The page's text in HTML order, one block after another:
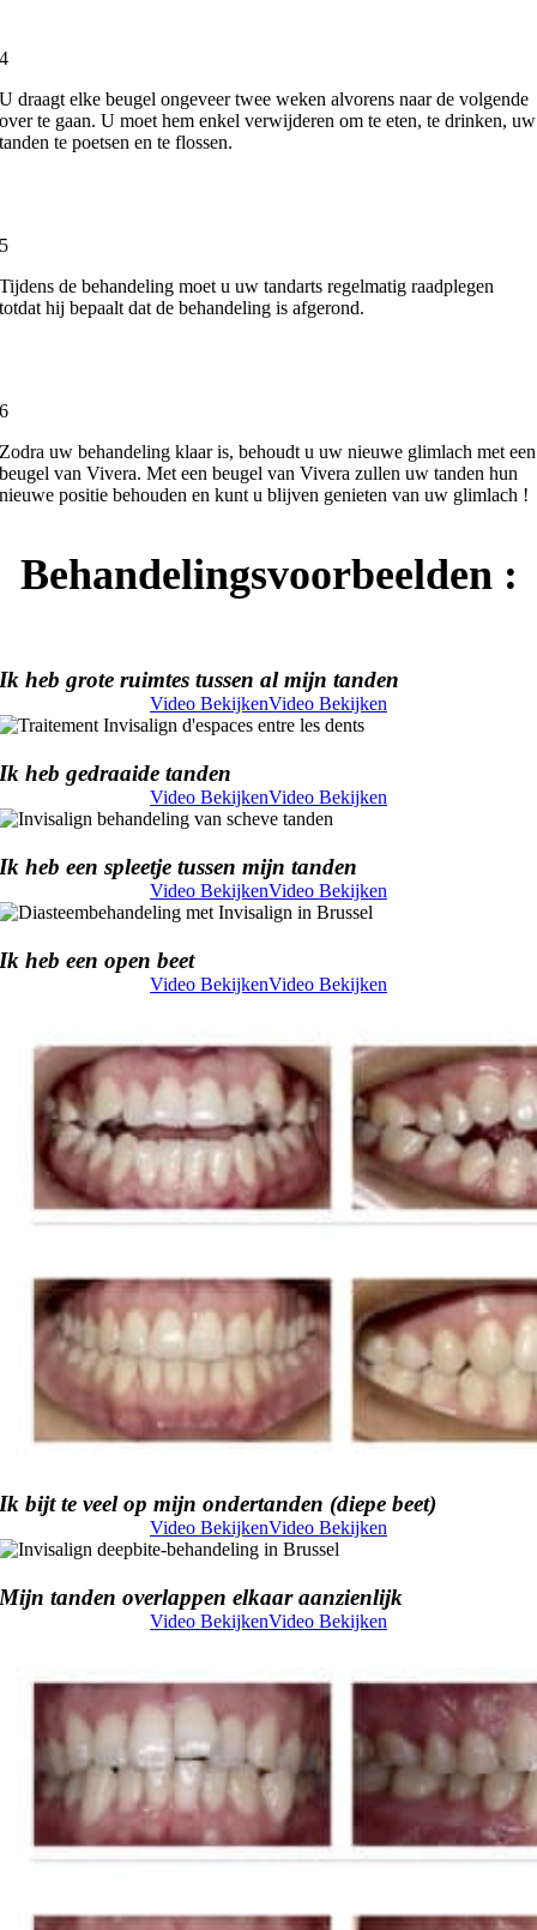
4
U draagt elke beugel ongeveer twee weken alvorens naar de volgende
over te gaan. U moet hem enkel verwijderen om te eten, te drinken, uw
tanden te poetsen en te flossen.
5
Tijdens de behandeling moet u uw tandarts regelmatig raadplegen
totdat hij bepaalt dat de behandeling is afgerond.
6
Zodra uw behandeling klaar is, behoudt u uw nieuwe glimlach met een
beugel van Vivera. Met een beugel van Vivera zullen uw tanden hun
nieuwe positie behouden en kunt u blijven genieten van uw glimlach !
Behandelingsvoorbeelden :
Ik heb grote ruimtes tussen al mijn tanden
Video BekijkenVideo Bekijken
Ik heb gedraaide tanden
Video BekijkenVideo Bekijken
Ik heb een spleetje tussen mijn tanden
Video BekijkenVideo Bekijken
Ik heb een open beet
Video BekijkenVideo Bekijken
Ik bijt te veel op mijn ondertanden (diepe beet)
Video BekijkenVideo Bekijken
Mijn tanden overlappen elkaar aanzienlijk
Video BekijkenVideo Bekijken